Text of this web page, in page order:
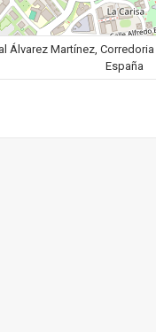
Álvarez Martínez,
España